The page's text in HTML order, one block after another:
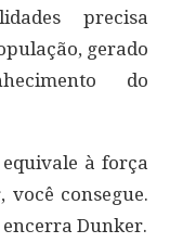
precisa
gerado
do
à força
você consegue.
encerra Dunker.